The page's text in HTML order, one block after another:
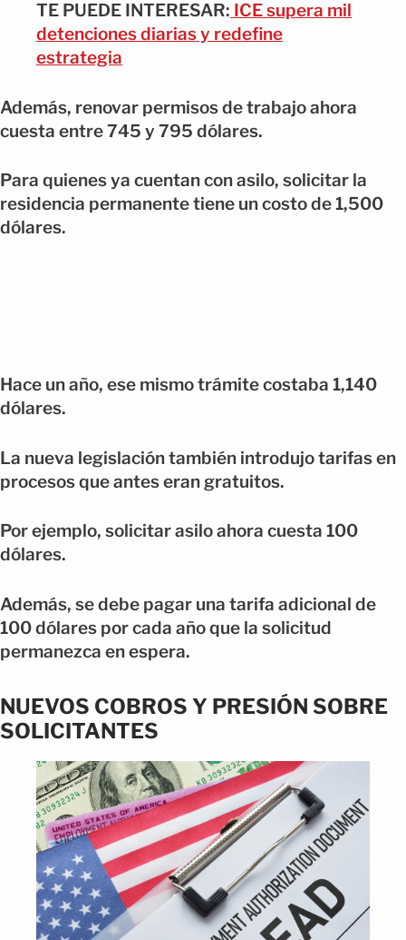
TE PUEDE INTERESAR: ICE supera mil
detenciones diarias y redefine
estrategia
Además, renovar permisos de trabajo ahora
cuesta entre 745 y 795 dólares.
Para quienes ya cuentan con asilo, solicitar la
residencia permanente tiene un costo de 1,500
dólares.
Hace un año, ese mismo trámite costaba 1,140
dólares.
La nueva legislación también introdujo tarifas en
procesos que antes eran gratuitos.
Por ejemplo, solicitar asilo ahora cuesta 100
dólares.
Además, se debe pagar una tarifa adicional de
100 dólares por cada año que la solicitud
permanezca en espera.
NUEVOS COBROS Y PRESIÓN SOBRE
SOLICITANTES